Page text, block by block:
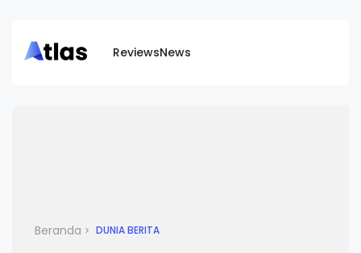
ReviewsNews
Beranda DUNIA BERITA